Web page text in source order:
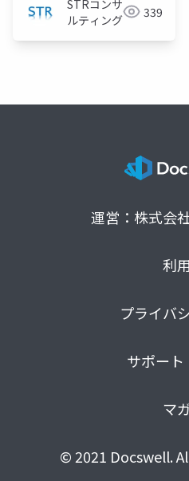
STRコンサ
ルティング
339
運営：株式会
利
プライバ
サポー
マ
© 2021 Docswell.